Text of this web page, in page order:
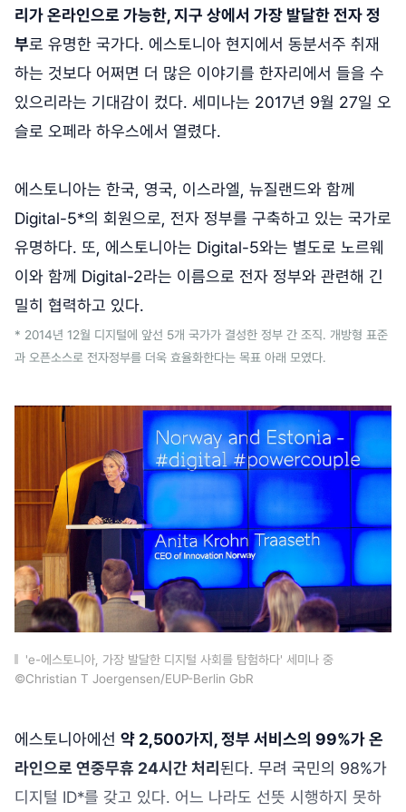
리가 온라인으로 가능한, 지구 상에서 가장 발달한 전자 정
부로 유명한 국가다. 에스토니아 현지에서 동분서주 취재
하는 것보다 어쩌면 더 많은 이야기를 한자리에서 들을 수
있으리라는 기대감이 컸다. 세미나는 2017년 9월 27일 오
슬로 오페라 하우스에서 열렸다.
에스토니아는 한국, 영국, 이스라엘, 뉴질랜드와 함께
Digital-5*의 회원으로, 전자 정부를 구축하고 있는 국가로
유명하다. 또, 에스토니아는 Digital-5와는 별도로 노르웨
이와 함께 Digital-2라는 이름으로 전자 정부와 관련해 긴
밀히 협력하고 있다.
* 2014년 12월 디지털에 앞선 5개 국가가 결성한 정부 간 조직. 개방형 표준
과 오픈소스로 전자정부를 더욱 효율화한다는 목표 아래 모였다.
'e-에스토니아, 가장 발달한 디지털 사회를 탐험하다' 세미나 중
©Christian T Joergensen/EUP-Berlin GbR
에스토니아에선 약 2,500가지, 정부 서비스의 99%가 온
라인으로 연중무휴 24시간 처리된다. 무려 국민의 98%가
디지털 ID*를 갖고 있다. 어느 나라도 선뜻 시행하지 못하